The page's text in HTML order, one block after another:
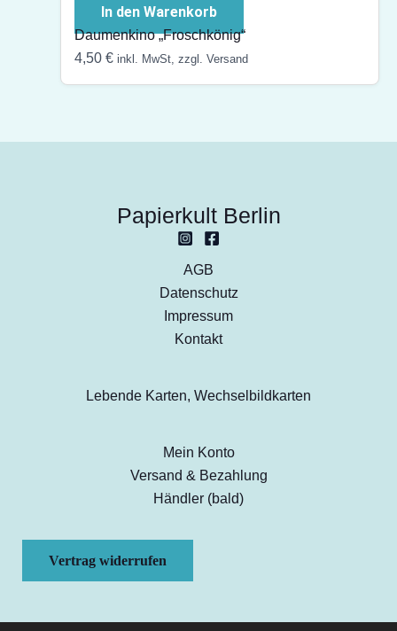
In den Warenkorb
Daumenkino „Froschkönig“
4,50 € inkl. MwSt, zzgl. Versand
Papierkult Berlin
AGB
Datenschutz
Impressum
Kontakt
Lebende Karten, Wechselbildkarten
Mein Konto
Versand & Bezahlung
Händler (bald)
Vertrag widerrufen